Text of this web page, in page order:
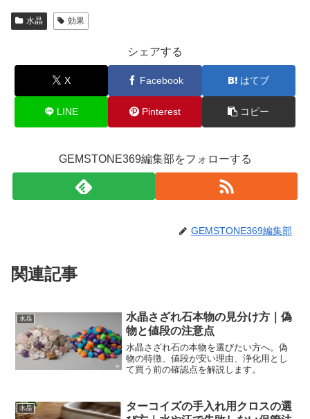
水晶 効果
シェアする
X Facebook はてブ
LINE Pinterest コピー
GEMSTONE369編集部をフォローする
GEMSTONE369編集部
関連記事
水晶
水晶さざれ石本物の見分け方｜偽
物と値段の注意点
水晶さざれ石の本物を選びたい方へ。偽
物の特徴、値段が安い理由、浄化用とし
て買う前の確認点を解説します。
水晶
ターコイズの手入れ用クロスの選